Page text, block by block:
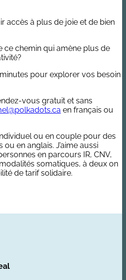
accès à plus de joie et de bien
ce chemin qui amène plus de
pour explorer vos besoin
vous gratuit et sans
en français ou
ou en couple pour des
en anglais. J’aime aussi
en parcours IR, CNV,
somatiques, à deux on
de tarif solidaire.